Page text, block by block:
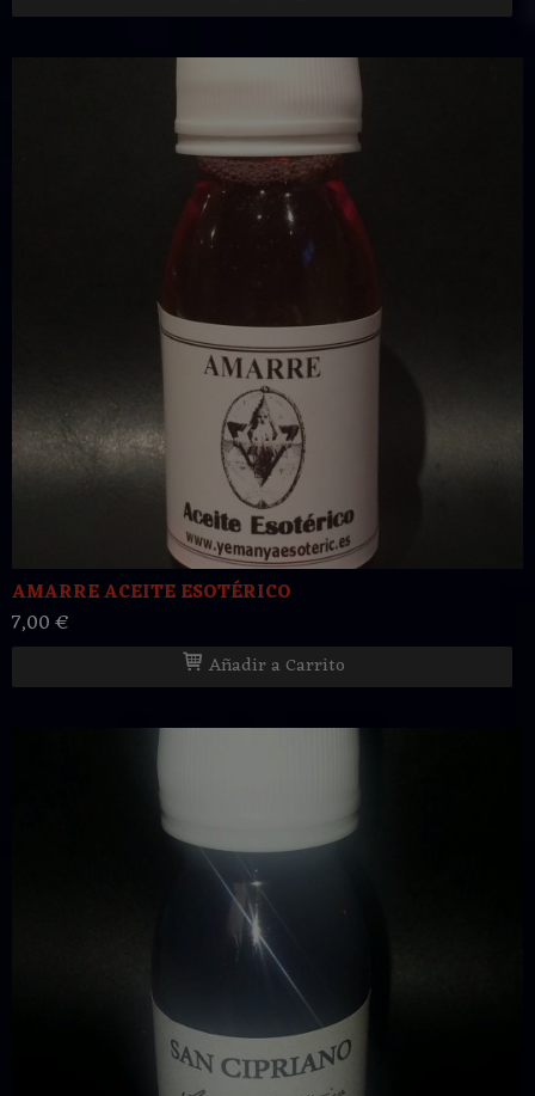
AMARRE ACEITE ESOTÉRICO
7,00 €
Añadir a Carrito